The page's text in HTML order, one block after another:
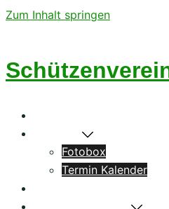
Zum Inhalt springen
Fotobox
Termin Kalender